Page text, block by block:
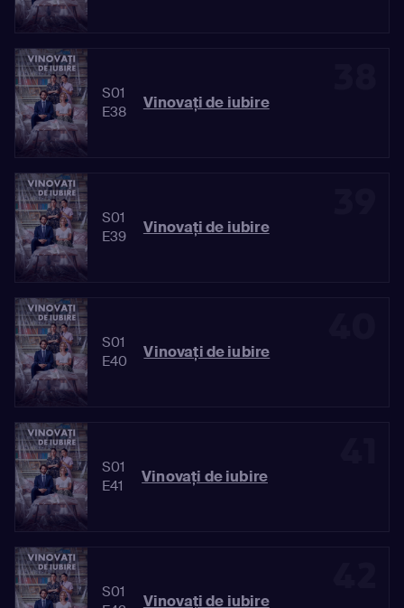
S01
E38
Vinovaţi de iubire
S01
E39
Vinovaţi de iubire
S01
E40
Vinovaţi de iubire
S01
E41
Vinovaţi de iubire
S01
Vinovaţi de iubire